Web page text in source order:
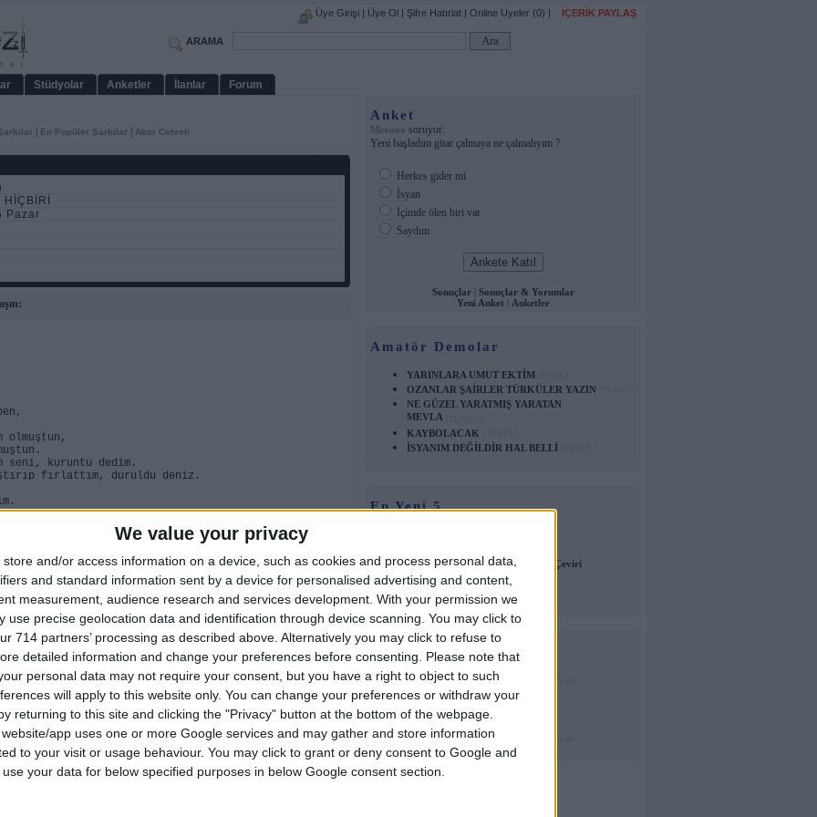
We value your privacy
store and/or access information on a device, such as cookies and process personal data,
and standard information sent by a device for personalised advertising and content,
measurement, audience research and services development. With your permission we
use precise geolocation data and identification through device scanning. You may click to
714 partners’ processing as described above. Alternatively you may click to refuse to
detailed information and change your preferences before consenting.
Please note that
personal data may not require your consent, but you have a right to object to such
will apply to this website only. You can change your preferences or withdraw your
returning to this site and clicking the "Privacy" button at the bottom of the webpage.
app uses one or more Google services and may gather and store information
to your visit or usage behaviour. You may click to grant or deny consent to Google and
your data for below specified purposes in below Google consent section.
Üye Girişi | Üye Ol | Şifre Hatırlat | Online Üyeler (0) | İÇERİK PAYLAŞ
ARAMA
Stüdyolar Anketler İlanlar Forum
En Popüler Şarkılar Akor Cetveli
Pazar
olmuştun,
seni, kuruntu dedim.
fırlattım, duruldu deniz.
koyma.
sesi.
yok.
sesi.
daha rakı..
kadın.
yarım,
taşı.
var.
Anket
Mevooo soruyor:
Yeni başladım gitar çalmaya ne çalmalıyım ?
Herkes gider mi
İsyan
İçimde ölen biri var
Saydım
Sonuçlar| Sonuçlar & Yorumlar
Yeni Anket
Anketler
Amatör Demolar
YARINLARA UMUT EKTİM
OZANLAR ŞAİRLER TÜRKÜLER YAZIN
NE GÜZEL YARATMIŞ YARATAN
MEVLA
KAYBOLACAK
İSYANIM DEĞİLDİR HAL BELLİ
En Yeni 5
Alias More Than Words Can Say Çeviri
Eden Xo Çeviri
Arctic Monkeys Fireside Çeviri
Forum Başlıkları
eklediğim içerikleri düzenleye..
bu siteye ne oldu?(4 cevap)
Gitarım akort tutmuyor
(3 cevap)
GP tablarının hiçbirisi inmiyor